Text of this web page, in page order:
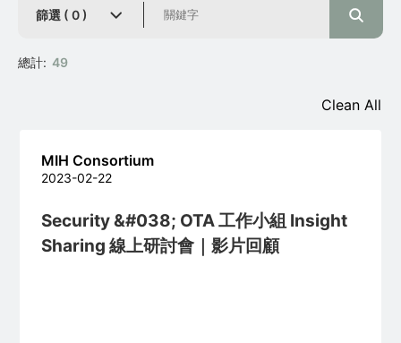
篩選 ( 0)
總計: 49
Clean All
MIH Consortium
2023-02-22
Security &#038; OTA 工作小組 Insight
Sharing 線上研討會｜影片回顧